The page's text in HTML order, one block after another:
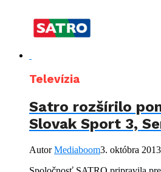
Televízia
Satro rozšírilo
Slovak Sport 3,
AutorMediaboom3. októbra 2013